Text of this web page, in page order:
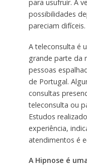
para usufruir. A
possibilidades
pareciam
A teleconsulta é
grande parte da
pessoas
de Portugal.
consultas
teleconsulta ou
Estudos
experiência,
atendimentos é
A Hipnose é